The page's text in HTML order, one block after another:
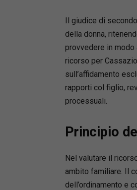
Il giudice di
della donna,
provvedere in
ricorso per
sull’affidamento
rapporti col figlio,
processuali.
Principio
Nel valutare il
ambito familiare. Il
dell’ordinamento e